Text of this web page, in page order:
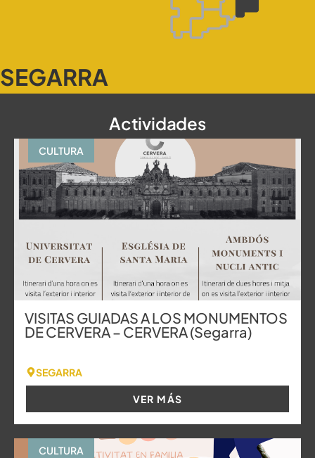
SEGARRA
Actividades
CULTURA
VISITAS GUIADAS A LOS MONUMENTOS
DE CERVERA – CERVERA (Segarra)
SEGARRA
VER MÁS
CULTURA